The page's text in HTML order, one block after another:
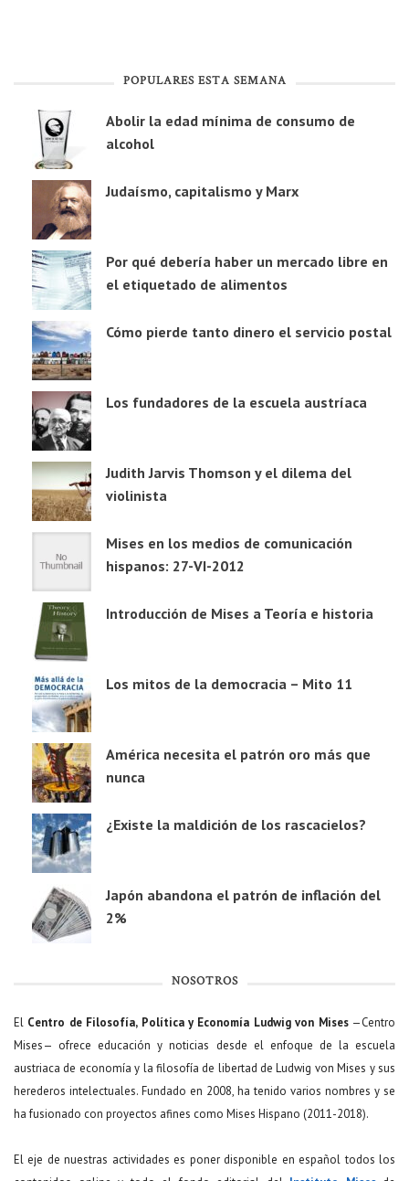
POPULARES ESTA SEMANA
Abolir la edad mínima de consumo de
alcohol
Judaísmo, capitalismo y Marx
Por qué debería haber un mercado libre en
el etiquetado de alimentos
Cómo pierde tanto dinero el servicio postal
Los fundadores de la escuela austríaca
Judith Jarvis Thomson y el dilema del
violinista
Mises en los medios de comunicación
hispanos: 27-VI-2012
Introducción de Mises a Teoría e historia
Los mitos de la democracia – Mito 11
América necesita el patrón oro más que
nunca
¿Existe la maldición de los rascacielos?
Japón abandona el patrón de inflación del
2%
NOSOTROS
El Centro de Filosofía, Política y Economía Ludwig von Mises—Centro
Mises— ofrece educación y noticias desde el enfoque de la escuela
austriaca de economía y la filosofía de libertad de Ludwig von Mises y sus
herederos intelectuales. Fundado en 2008, ha tenido varios nombres y se
ha fusionado con proyectos afines como Mises Hispano (2011-2018).
El eje de nuestras actividades es poner disponible en español todos los